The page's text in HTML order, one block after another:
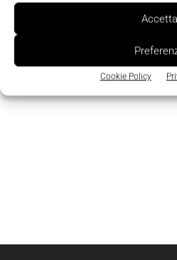
Accetta
Cookie Policy